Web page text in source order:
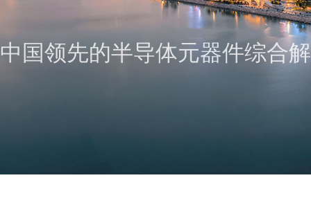
中国领先的半导体元器件综合